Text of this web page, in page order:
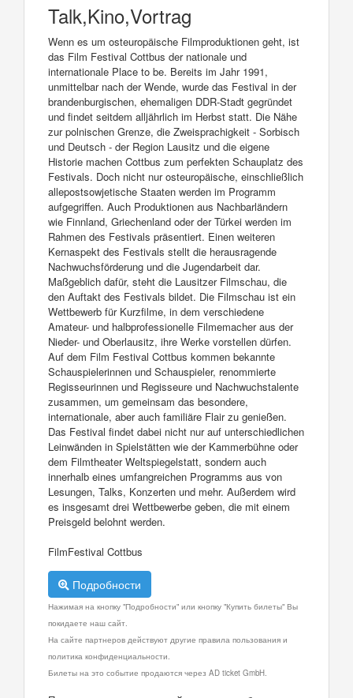
Talk,Kino,Vortrag
Wenn es um osteuropäische Filmproduktionen geht, ist
das Film Festival Cottbus der nationale und
internationale Place to be. Bereits im Jahr 1991,
unmittelbar nach der Wende, wurde das Festival in der
brandenburgischen, ehemaligen DDR-Stadt gegründet
und findet seitdem alljährlich im Herbst statt. Die Nähe
zur polnischen Grenze, die Zweisprachigkeit - Sorbisch
und Deutsch - der Region Lausitz und die eigene
Historie machen Cottbus zum perfekten Schauplatz des
Festivals. Doch nicht nur osteuropäische, einschließlich
allepostsowjetische Staaten werden im Programm
aufgegriffen. Auch Produktionen aus Nachbarländern
wie Finnland, Griechenland oder der Türkei werden im
Rahmen des Festivals präsentiert. Einen weiteren
Kernaspekt des Festivals stellt die herausragende
Nachwuchsförderung und die Jugendarbeit dar.
Maßgeblich dafür, steht die Lausitzer Filmschau, die
den Auftakt des Festivals bildet. Die Filmschau ist ein
Wettbewerb für Kurzfilme, in dem verschiedene
Amateur- und halbprofessionelle Filmemacher aus der
Nieder- und Oberlausitz, ihre Werke vorstellen dürfen.
Auf dem Film Festival Cottbus kommen bekannte
Schauspielerinnen und Schauspieler, renommierte
Regisseurinnen und Regisseure und Nachwuchstalente
zusammen, um gemeinsam das besondere,
internationale, aber auch familiäre Flair zu genießen.
Das Festival findet dabei nicht nur auf unterschiedlichen
Leinwänden in Spielstätten wie der Kammerbühne oder
dem Filmtheater Weltspiegelstatt, sondern auch
innerhalb eines umfangreichen Programms aus von
Lesungen, Talks, Konzerten und mehr. Außerdem wird
es insgesamt drei Wettbewerbe geben, die mit einem
Preisgeld belohnt werden.
FilmFestival Cottbus
Подробности
Нажимая на кнопку "Подробности" или кнопку "Купить билеты" Вы
покидаете наш сайт.
На сайте партнеров действуют другие правила пользования и
политика конфиденциальности.
Билеты на это событие продаются через AD ticket GmbH.